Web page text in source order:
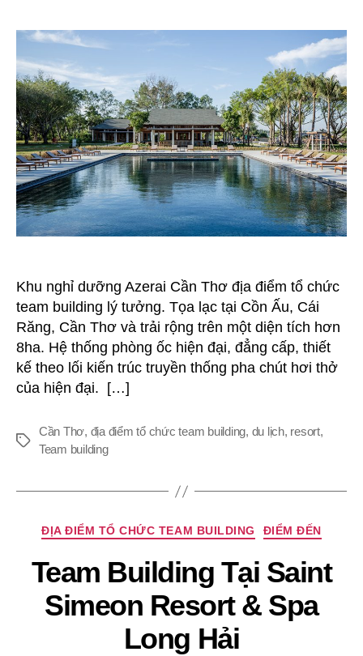
Dưỡng
Thơ
Khu nghỉ dưỡng Azerai Cần Thơ địa điểm tổ chức
team building lý tưởng. Tọa lạc tại Cồn Ấu, Cái
Răng, Cần Thơ và trải rộng trên một diện tích hơn
8ha. Hệ thống phòng ốc hiện đại, đẳng cấp, thiết
kế theo lối kiến trúc truyền thống pha chút hơi thở
của hiện đại. […]
Thẻ
Cần Thơ, địa điểm tổ chức team building, du lịch, resort,
Team building
Chuyên
ĐỊA ĐIỂM TỔ CHỨC TEAM BUILDING ĐIỂM ĐẾN
Team Building Tại Saint
Simeon Resort & Spa
Long Hải